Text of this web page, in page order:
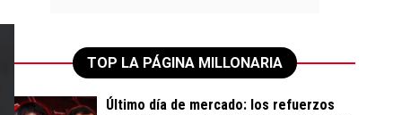
TOP LA PÁGINA MILLONARIA
Último día de mercado: los refuerzos